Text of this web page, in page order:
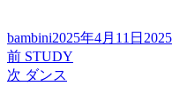
投
稿
者
bambini投
稿
日:
2025年4月11日
投
稿
前 前
の
STUDY
次 次
ダンス